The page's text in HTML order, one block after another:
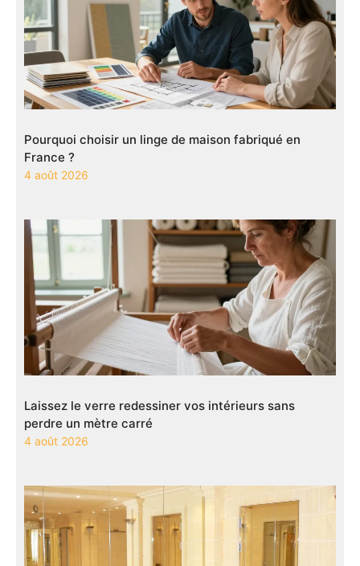
Pourquoi choisir un linge de maison fabriqué en
France ?
4 août 2026
Laissez le verre redessiner vos intérieurs sans
perdre un mètre carré
4 août 2026